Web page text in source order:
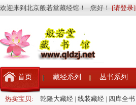
欢迎来到北京般若堂藏经馆！ 您好！ [请登录]
首页 藏经系列 丛书系列
热卖宝贝: 乾隆大藏经 | 线装藏经 | 四库全书